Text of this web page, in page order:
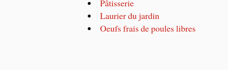
Pâtisserie
Laurier du jardin
Oeufs frais de poules libres